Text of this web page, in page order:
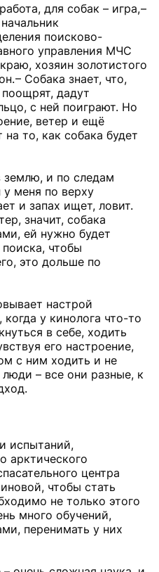
для собак – игра, –
поисково-
управления МЧС
хозяин золотистого
– Собака знает, что,
дадут
с ней поиграют. Но
ветер и ещё
то, как собака будет
землю, и по следам
меня по верху
и запах ищет, ловит.
значит, собака
ей нужно будет
чтобы
это дольше по
настрой
у кинолога что-то
в себе, ходить
его настроение,
с ним ходить и не
– все они разные, к
испытаний,
арктического
центра
чтобы стать
не только этого
много обучений,
перенимать у них